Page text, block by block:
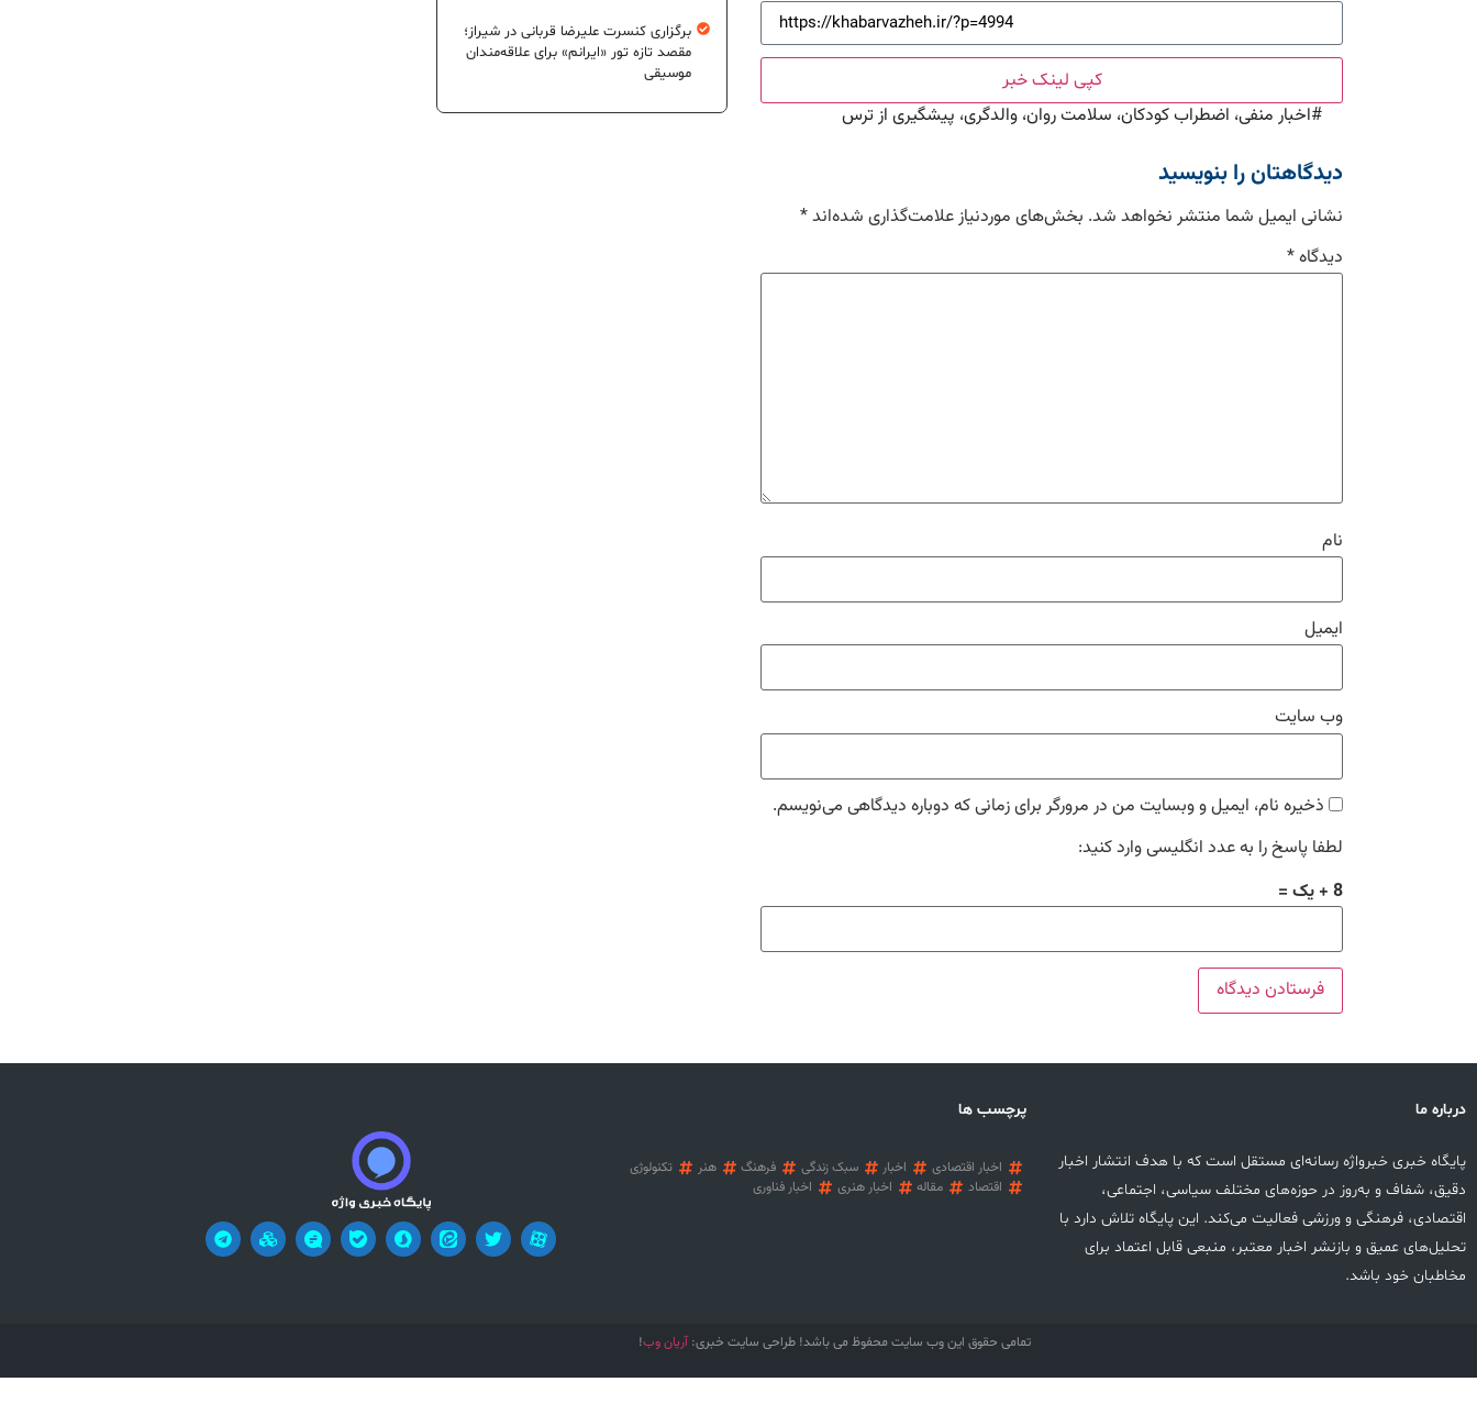
کپی لینک خبر
#اخبار منفی، اضطراب کودکان، سلامت روان، والدگری، پیشگیری از ترس
دیدگاهتان را بنویسید
نشانی ایمیل شما منتشر نخواهد شد. بخش‌های موردنیاز علامت‌گذاری شده‌اند*
دیدگاه*
نام
ایمیل
وب‌ سایت
ذخیره نام، ایمیل و وبسایت من در مرورگر برای زمانی که دوباره دیدگاهی می‌نویسم.
لطفا پاسخ را به عدد انگلیسی وارد کنید:
8 + یک =
برگزاری کنسرت علیرضا قربانی در شیراز؛
مقصد تازه تور «ایرانم» برای علاقه‌مندان
موسیقی
درباره ما
پایگاه خبری خبرواژه رسانه‌ای مستقل است که با هدف انتشار اخبار
دقیق، شفاف و به‌روز در حوزه‌های مختلف سیاسی، اجتماعی،
اقتصادی، فرهنگی و ورزشی فعالیت می‌کند. این پایگاه تلاش دارد با
تحلیل‌های عمیق و بازنشر اخبار معتبر، منبعی قابل اعتماد برای
مخاطبان خود باشد.
پرچسب ها
اخبار اقتصادی اخبار سبک زندگی فرهنگ هنر
تکنولوژی
اقتصاد
مقاله اخبار هنری اخبار فناوری
تمامی حقوق این وب سایت محفوظ می باشد! طراحی سایت خبری:آریان وب!